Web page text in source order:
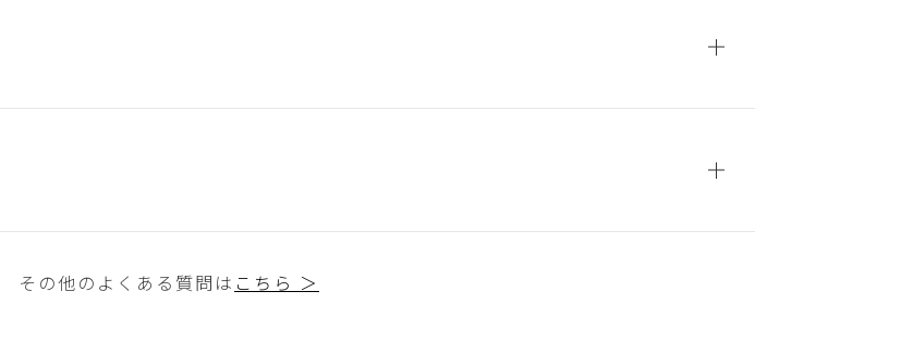
その他のよくある質問は こちら ＞